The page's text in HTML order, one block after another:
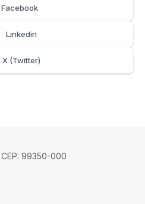
Facebook
Linkedin
X (Twitter)
99350-000